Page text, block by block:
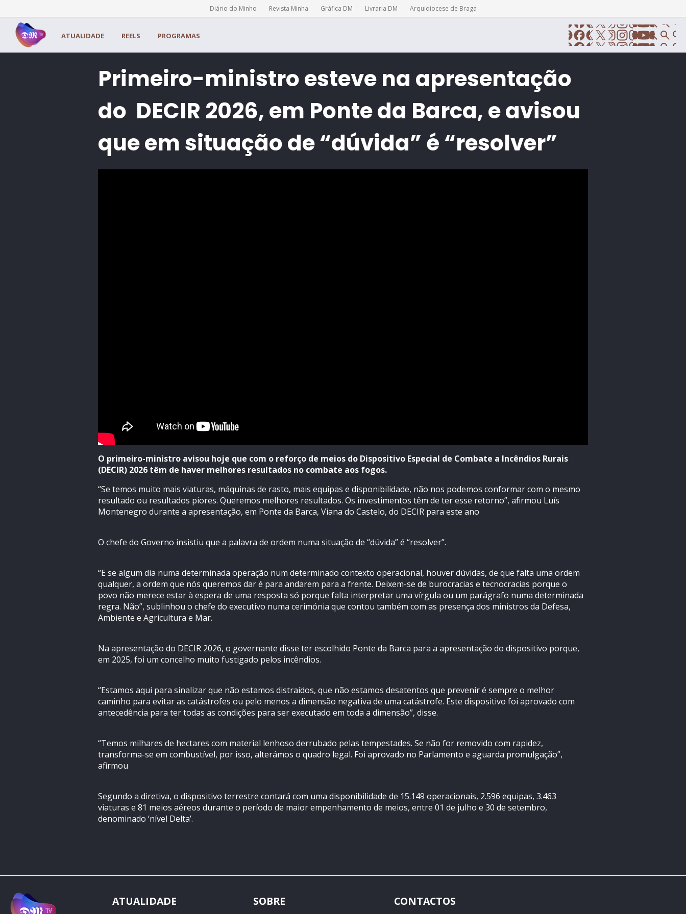
Diário do Minho Revista Minha Gráfica DM Livraria DM Arquidiocese de Braga
ATUALIDADE REELS PROGRAMAS
Primeiro-ministro esteve na apresentação
do DECIR 2026, em Ponte da Barca, e avisou
que em situação de “dúvida” é “resolver”
O primeiro-ministro avisou hoje que com o reforço de meios do Dispositivo Especial de Combate a Incêndios Rurais
(DECIR) 2026 têm de haver melhores resultados no combate aos fogos.
“Se temos muito mais viaturas, máquinas de rasto, mais equipas e disponibilidade, não nos podemos conformar com o mesmo
resultado ou resultados piores. Queremos melhores resultados. Os investimentos têm de ter esse retorno”, afirmou Luís
Montenegro durante a apresentação, em Ponte da Barca, Viana do Castelo, do DECIR para este ano
O chefe do Governo insistiu que a palavra de ordem numa situação de “dúvida” é “resolver”.
“E se algum dia numa determinada operação num determinado contexto operacional, houver dúvidas, de que falta uma ordem
qualquer, a ordem que nós queremos dar é para andarem para a frente. Deixem-se de burocracias e tecnocracias porque o
povo não merece estar à espera de uma resposta só porque falta interpretar uma vírgula ou um parágrafo numa determinada
regra. Não”, sublinhou o chefe do executivo numa cerimónia que contou também com as presença dos ministros da Defesa,
Ambiente e Agricultura e Mar.
Na apresentação do DECIR 2026, o governante disse ter escolhido Ponte da Barca para a apresentação do dispositivo porque,
em 2025, foi um concelho muito fustigado pelos incêndios.
“Estamos aqui para sinalizar que não estamos distraídos, que não estamos desatentos que prevenir é sempre o melhor
caminho para evitar as catástrofes ou pelo menos a dimensão negativa de uma catástrofe. Este dispositivo foi aprovado com
antecedência para ter todas as condições para ser executado em toda a dimensão”, disse.
“Temos milhares de hectares com material lenhoso derrubado pelas tempestades. Se não for removido com rapidez,
transforma-se em combustível, por isso, alterámos o quadro legal. Foi aprovado no Parlamento e aguarda promulgação”,
afirmou
Segundo a diretiva, o dispositivo terrestre contará com uma disponibilidade de 15.149 operacionais, 2.596 equipas, 3.463
viaturas e 81 meios aéreos durante o período de maior empenhamento de meios, entre 01 de julho e 30 de setembro,
denominado ‘nível Delta’.
ATUALIDADE SOBRE CONTACTOS